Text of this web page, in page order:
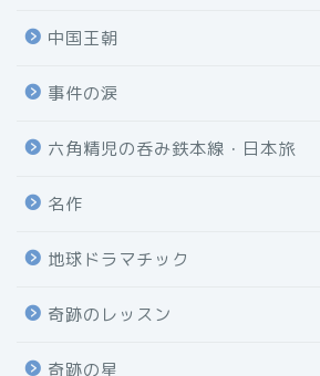
中国王朝
事件の涙
六角精児の呑み鉄本線・日本旅
名作
地球ドラマチック
奇跡のレッスン
奇跡の星